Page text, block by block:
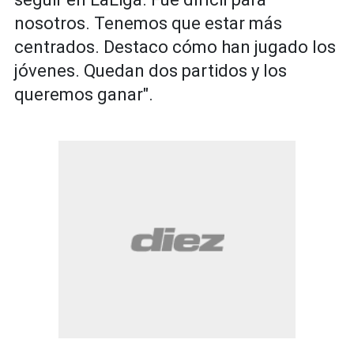
nosotros. Tenemos que estar más
centrados. Destaco cómo han jugado los
jóvenes. Quedan dos partidos y los
queremos ganar".